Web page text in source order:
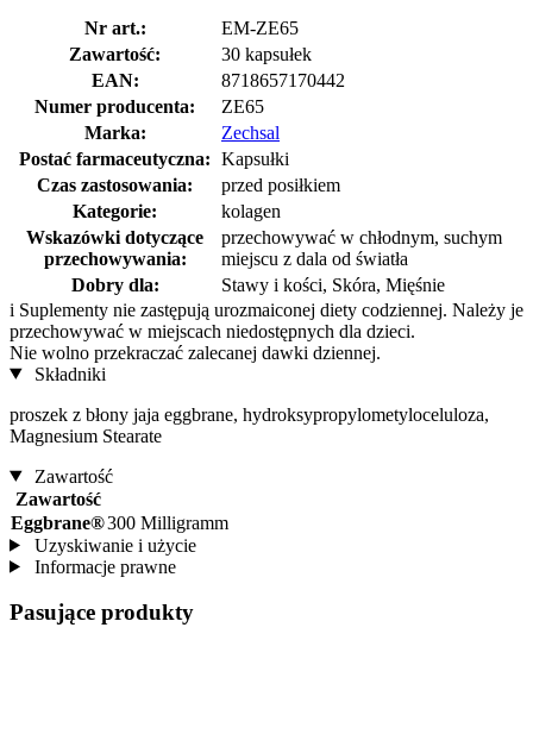
Nr art.:
EM-ZE65
Zawartość:
30 kapsułek
EAN:
8718657170442
Numer producenta:
ZE65
Marka:
Zechsal
Postać farmaceutyczna: Kapsułki
Czas zastosowania:
przed posiłkiem
Kategorie:
kolagen
Wskazówki dotyczące
przechowywania:
przechowywać w chłodnym, suchym
miejscu z dala od światła
Dobry dla:
Stawy i kości, Skóra, Mięśnie
i Suplementy nie zastępują urozmaiconej diety codziennej. Należy je
przechowywać w miejscach niedostępnych dla dzieci.
Nie wolno przekraczać zalecanej dawki dziennej.
Składniki
proszek z błony jaja eggbrane, hydroksypropylometyloceluloza,
Magnesium Stearate
Zawartość
Zawartość
Eggbrane®300 Milligramm
Uzyskiwanie i użycie
Informacje prawne
Pasujące produkty